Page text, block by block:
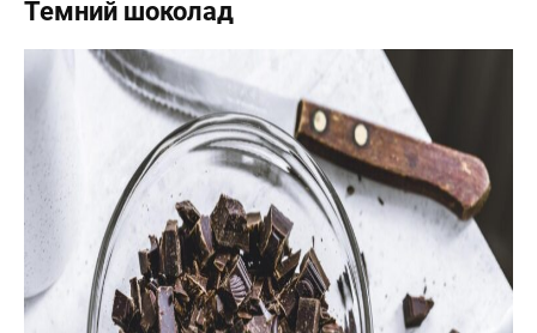
Темний шоколад